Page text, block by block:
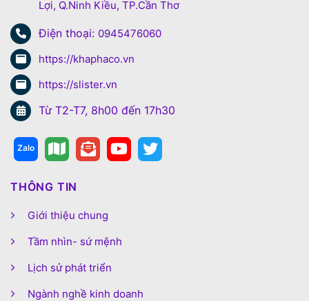
Lợi, Q.Ninh Kiều, TP.Cần Thơ
Điện thoại: 0945476060
https://khaphaco.vn
https://slister.vn
Từ T2-T7, 8h00 đến 17h30
THÔNG TIN
Giới thiệu chung
Tầm nhìn- sứ mệnh
Lịch sử phát triển
Ngành nghề kinh doanh